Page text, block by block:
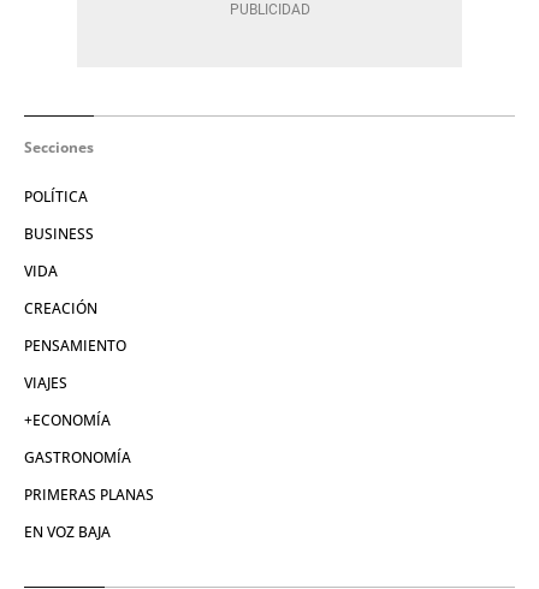
Secciones
POLÍTICA
BUSINESS
VIDA
CREACIÓN
PENSAMIENTO
VIAJES
+ECONOMÍA
GASTRONOMÍA
PRIMERAS PLANAS
EN VOZ BAJA